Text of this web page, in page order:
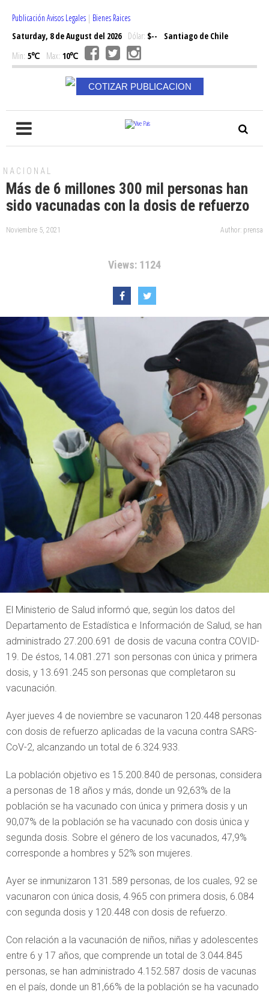
Publicación Avisos Legales | Bienes Raices
Saturday, 8 de August del 2026Dólar: $--
Santiago de Chile
Min: 5℃ Max: 10℃
COTIZAR PUBLICACION
NACIONAL
Más de 6 millones 300 mil personas han
sido vacunadas con la dosis de refuerzo
Noviembre 5, 2021 Author: prensa
Views: 1124
El Ministerio de Salud informó que, según los datos del
Departamento de Estadística e Información de Salud, se han
administrado 27.200.691 de dosis de vacuna contra COVID-
19. De éstos, 14.081.271 son personas con única y primera
dosis, y 13.691.245 son personas que completaron su
vacunación.
Ayer jueves 4 de noviembre se vacunaron 120.448 personas
con dosis de refuerzo aplicadas de la vacuna contra SARS-
CoV-2, alcanzando un total de 6.324.933.
La población objetivo es 15.200.840 de personas, considera
a personas de 18 años y más, donde un 92,63% de la
población se ha vacunado con única y primera dosis y un
90,07% de la población se ha vacunado con dosis única y
segunda dosis. Sobre el género de los vacunados, 47,9%
corresponde a hombres y 52% son mujeres.
Ayer se inmunizaron 131.589 personas, de los cuales, 92 se
vacunaron con única dosis, 4.965 con primera dosis, 6.084
con segunda dosis y 120.448 con dosis de refuerzo.
Con relación a la vacunación de niños, niñas y adolescentes
entre 6 y 17 años, que comprende un total de 3.044.845
personas, se han administrado 4.152.587 dosis de vacunas
en el país, donde un 81,66% de la población se ha vacunado